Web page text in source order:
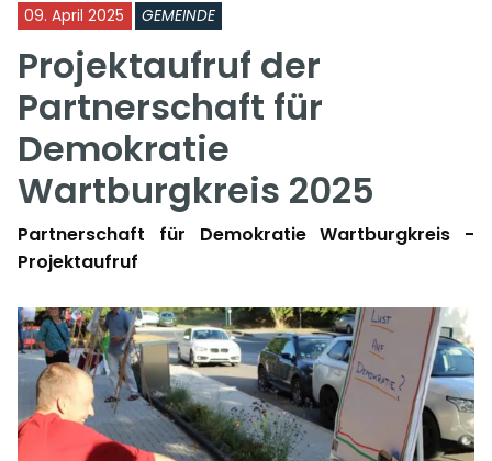
09. April 2025 GEMEINDE
Projektaufruf der
Partnerschaft für
Demokratie
Wartburgkreis 2025
Partnerschaft für Demokratie Wartburgkreis -
Projektaufruf